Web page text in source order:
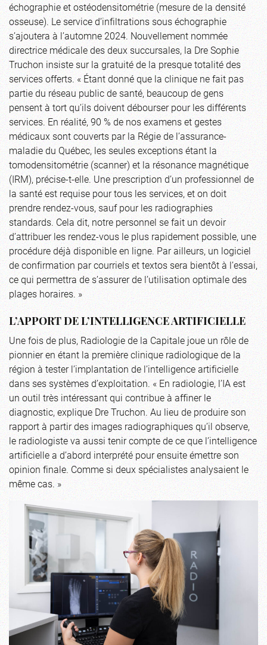
échographie et ostéodensitométrie (mesure de la densité
osseuse). Le service d’infiltrations sous échographie
s’ajoutera à l’automne 2024. Nouvellement nommée
directrice médicale des deux succursales, la Dre Sophie
Truchon insiste sur la gratuité de la presque totalité des
services offerts. « Étant donné que la clinique ne fait pas
partie du réseau public de santé, beaucoup de gens
pensent à tort qu’ils doivent débourser pour les différents
services. En réalité, 90 % de nos examens et gestes
médicaux sont couverts par la Régie de l’assurance-
maladie du Québec, les seules exceptions étant la
tomodensitométrie (scanner) et la résonance magnétique
(IRM), précise-t-elle. Une prescription d’un professionnel de
la santé est requise pour tous les services, et on doit
prendre rendez-vous, sauf pour les radiographies
standards. Cela dit, notre personnel se fait un devoir
d’attribuer les rendez-vous le plus rapidement possible, une
procédure déjà disponible en ligne. Par ailleurs, un logiciel
de confirmation par courriels et textos sera bientôt à l’essai,
ce qui permettra de s’assurer de l’utilisation optimale des
plages horaires. »
L’APPORT DE L’INTELLIGENCE ARTIFICIELLE
Une fois de plus, Radiologie de la Capitale joue un rôle de
pionnier en étant la première clinique radiologique de la
région à tester l’implantation de l’intelligence artificielle
dans ses systèmes d’exploitation. « En radiologie, l’IA est
un outil très intéressant qui contribue à affiner le
diagnostic, explique Dre Truchon. Au lieu de produire son
rapport à partir des images radiographiques qu’il observe,
le radiologiste va aussi tenir compte de ce que l’intelligence
artificielle a d’abord interprété pour ensuite émettre son
opinion finale. Comme si deux spécialistes analysaient le
même cas. »